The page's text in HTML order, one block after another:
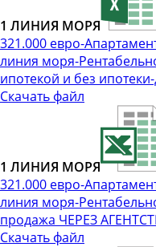
1 ЛИНИЯ МОРЯ
321.000 евро-
линия моря-
ипотекой и без
Скачать файл
1 ЛИНИЯ МОРЯ
321.000 евро-
линия моря-
продажа ЧЕРЕЗ
Скачать файл